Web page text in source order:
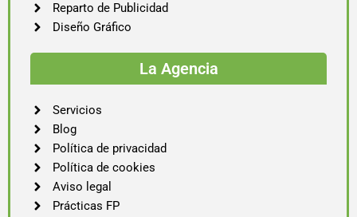
Reparto de Publicidad
Diseño Gráfico
La Agencia
Servicios
Blog
Política de privacidad
Política de cookies
Aviso legal
Prácticas FP